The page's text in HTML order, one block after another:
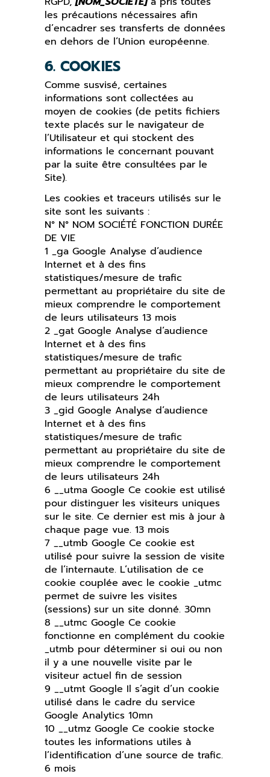
les précautions nécessaires afin
d’encadrer ses transferts de données
en dehors de l’Union européenne.
6. COOKIES
Comme susvisé, certaines
informations sont collectées au
moyen de cookies (de petits fichiers
texte placés sur le navigateur de
l’Utilisateur et qui stockent des
informations le concernant pouvant
par la suite être consultées par le
Site).
Les cookies et traceurs utilisés sur le
site sont les suivants :
N° N° NOM SOCIÉTÉ FONCTION DURÉE
DE VIE
1 _ga Google Analyse d’audience
Internet et à des fins
statistiques/mesure de trafic
permettant au propriétaire du site de
mieux comprendre le comportement
de leurs utilisateurs 13 mois
2 _gat Google Analyse d’audience
Internet et à des fins
statistiques/mesure de trafic
permettant au propriétaire du site de
mieux comprendre le comportement
de leurs utilisateurs 24h
3 _gid Google Analyse d’audience
Internet et à des fins
statistiques/mesure de trafic
permettant au propriétaire du site de
mieux comprendre le comportement
de leurs utilisateurs 24h
6 __utma Google Ce cookie est utilisé
pour distinguer les visiteurs uniques
sur le site. Ce dernier est mis à jour à
chaque page vue. 13 mois
7 __utmb Google Ce cookie est
utilisé pour suivre la session de visite
de l’internaute. L’utilisation de ce
cookie couplée avec le cookie _utmc
permet de suivre les visites
(sessions) sur un site donné. 30mn
8 __utmc Google Ce cookie
fonctionne en complément du cookie
_utmb pour déterminer si oui ou non
il y a une nouvelle visite par le
visiteur actuel fin de session
9 __utmt Google Il s’agit d’un cookie
utilisé dans le cadre du service
Google Analytics 10mn
10 __utmz Google Ce cookie stocke
toutes les informations utiles à
l’identification d’une source de trafic.
6 mois